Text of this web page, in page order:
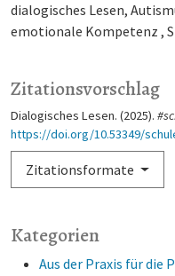
dialogisches Lesen
emotionale Kompetenz
Kategorien
Aus der Praxis für die
Zitationsvorschlag
Dialogisches Lesen. (2025).
https://doi.org/10.53349/
Zitationsformate